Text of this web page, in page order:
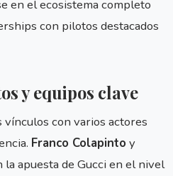
en el ecosistema completo
con pilotos destacados
y equipos clave
vínculos con varios actores
Franco Colapinto y
apuesta de Gucci en el nivel